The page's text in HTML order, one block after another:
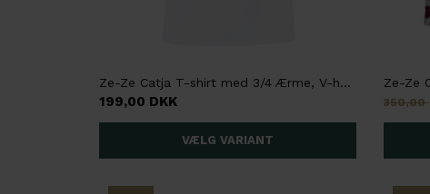
Ze-Ze Catja T-shirt med 3/4 Ærme, V-hals
199,00 DKK 350,00